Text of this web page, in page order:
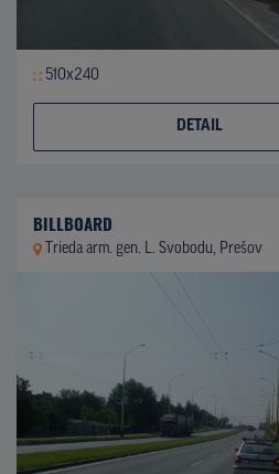
510x240
DETAIL
BILLBOARD
Trieda arm. gen. L. Svobodu, Prešov